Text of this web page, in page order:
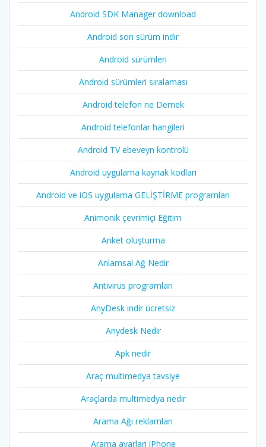
Android SDK Manager download
Android son sürüm indir
Android sürümleri
Android sürümleri sıralaması
Android telefon ne Demek
Android telefonlar hangileri
Android TV ebeveyn kontrolü
Android uygulama kaynak kodları
Android ve iOS uygulama GELİŞTİRME programları
Animonik çevrimiçi Eğitim
Anket oluşturma
Anlamsal Ağ Nedir
Antivirüs programları
AnyDesk indir ücretsiz
Anydesk Nedir
Apk nedir
Araç multimedya tavsiye
Araçlarda multimedya nedir
Arama Ağı reklamları
Arama ayarları iPhone